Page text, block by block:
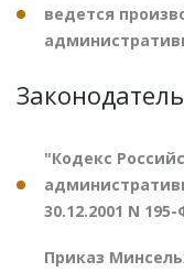
ведется
"Кодекс
30.12.2001 N
Приказ